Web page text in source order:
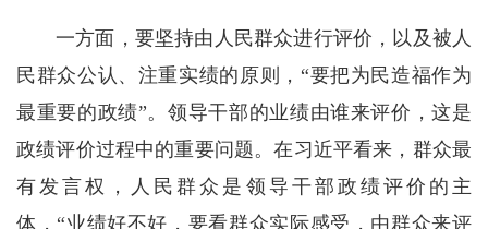
一方面，要坚持由人民群众进行评价，以及被人
民群众公认、注重实绩的原则，“要把为民造福作为
最重要的政绩”。领导干部的业绩由谁来评价，这是
政绩评价过程中的重要问题。在习近平看来，群众最
有发言权，人民群众是领导干部政绩评价的主
体，“业绩好不好，要看群众实际感受，由群众来评